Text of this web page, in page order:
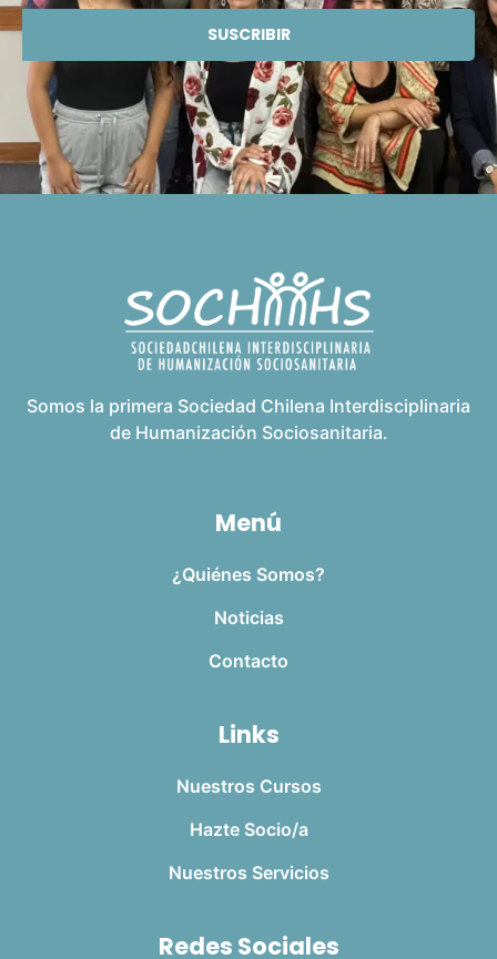
SUSCRIBIR
Somos la primera Sociedad Chilena Interdisciplinaria
de Humanización Sociosanitaria.
Menú
¿Quiénes Somos?
Noticias
Contacto
Links
Nuestros Cursos
Hazte Socio/a
Nuestros Servicios
Redes Sociales